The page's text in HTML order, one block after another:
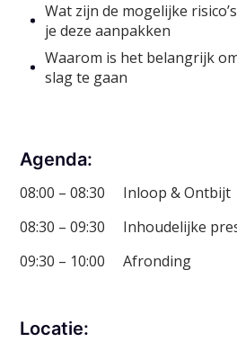
Wat zijn de mogelijke
je deze aanpakken
Waarom is het belangrijk
slag te gaan
Agenda:
08:00 – 08:30 Inloop & Ontbijt
08:30 – 09:30 Inhoudelijke
09:30 – 10:00 Afronding
Locatie: